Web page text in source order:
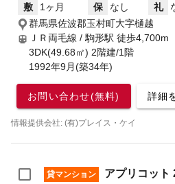
敷 1ヶ月 保 なし 礼
群馬県佐波郡玉村町大字樋越
ＪＲ両毛線 / 駒形駅 徒歩4,700m
3DK(49.68㎡) 2階建/1階
1992年9月(築34年)
お問い合わせ(無料) 詳細
情報提供会社: (有)プレイス・ケイ
貸マンション アプリコット